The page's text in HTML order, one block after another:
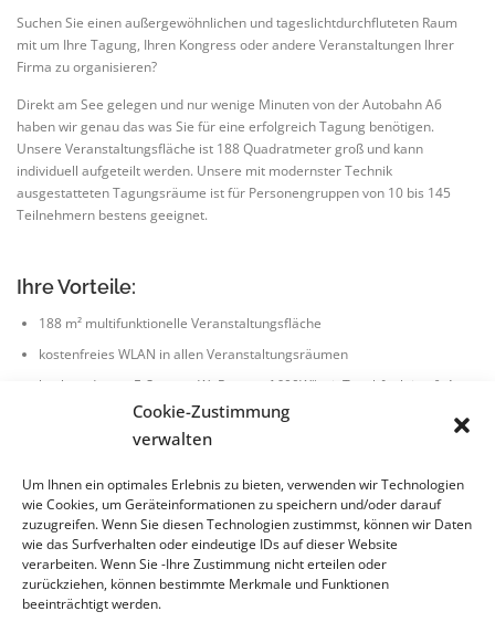
Cookie-Zustimmung
verwalten
Um Ihnen ein optimales Erlebnis zu bieten, verwenden wir Technologien
wie Cookies, um Geräteinformationen zu speichern und/oder darauf
zuzugreifen. Wenn Sie diesen Technologien zustimmst, können wir Daten
wie das Surfverhalten oder eindeutige IDs auf dieser Website
verarbeiten. Wenn Sie -Ihre Zustimmung nicht erteilen oder
zurückziehen, können bestimmte Merkmale und Funktionen
beeinträchtigt werden.
Suchen Sie einen außergewöhnlichen und tageslichtdurchfluteten Raum
mit um Ihre Tagung, Ihren Kongress oder andere Veranstaltungen Ihrer
Firma zu organisieren?
Direkt am See gelegen und nur wenige Minuten von der Autobahn A6
haben wir genau das was Sie für eine erfolgreich Tagung benötigen.
Unsere Veranstaltungsfläche ist 188 Quadratmeter groß und kann
individuell aufgeteilt werden. Unsere mit modernster Technik
ausgestatteten Tagungsräume ist für Personengruppen von 10 bis 145
Teilnehmern bestens geeignet.
Ihre Vorteile:
188 m² multifunktionelle Veranstaltungsfläche
kostenfreies WLAN in allen Veranstaltungsräumen
hochmoderner E-Screen „WePresent 1600W“ mit Touchfunktion & App
Steuerung (Android/Apple)
Pinnwand, Flipchart, Moderatorenkoffer, Mappen Blöcke und Stifte
Seeterrasse mit 80 Sitzplätzen
Übernachtungsmöglichkeiten in 31 modern eingerichteten Zimmern
100 kostenfreie Parkplätze am Hotel